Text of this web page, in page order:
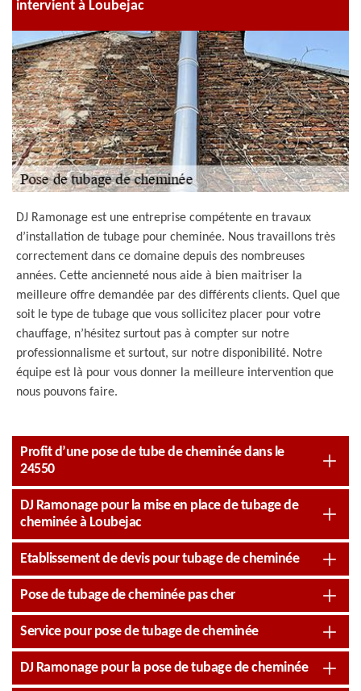
intervient à Loubejac
DJ Ramonage est une entreprise compétente en travaux
d’installation de tubage pour cheminée. Nous travaillons très
correctement dans ce domaine depuis des nombreuses
années. Cette ancienneté nous aide à bien maitriser la
meilleure offre demandée par des différents clients. Quel que
soit le type de tubage que vous sollicitez placer pour votre
chauffage, n’hésitez surtout pas à compter sur notre
professionnalisme et surtout, sur notre disponibilité. Notre
équipe est là pour vous donner la meilleure intervention que
nous pouvons faire.
Profit d’une pose de tube de cheminée dans le
24550
DJ Ramonage pour la mise en place de tubage de
cheminée à Loubejac
Etablissement de devis pour tubage de cheminée
Pose de tubage de cheminée pas cher
Service pour pose de tubage de cheminée
DJ Ramonage pour la pose de tubage de cheminée